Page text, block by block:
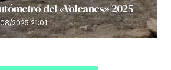
del «Volcanes» 2025
2025 21:01